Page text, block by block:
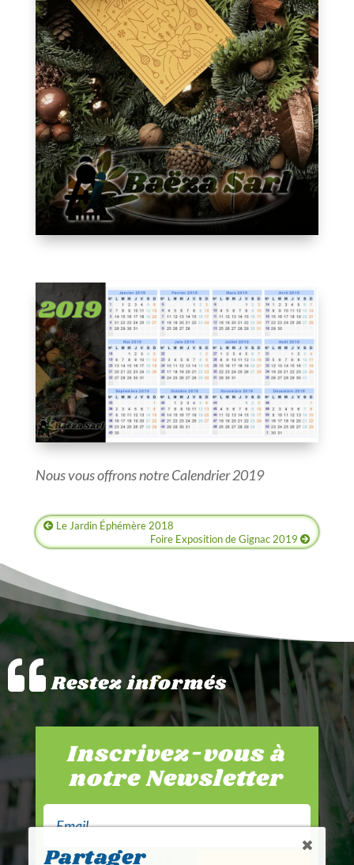
Nous vous offrons notre Calendrier 2019
Le Jardin Éphémère 2018
Foire Exposition de Gignac 2019
Restez informés
Inscrivez-vous à
notre Newsletter
10 + 6
Partager